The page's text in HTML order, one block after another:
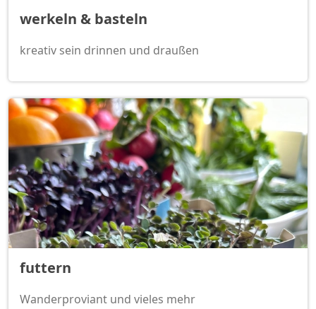
werkeln & basteln
kreativ sein drinnen und draußen
futtern
Wanderproviant und vieles mehr